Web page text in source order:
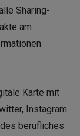
Sharing-
am
Karte mit
Instagram
berufliches